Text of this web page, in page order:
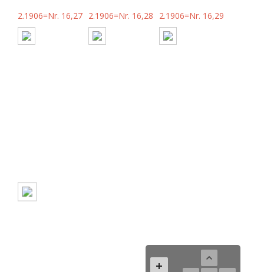
2.1906=Nr. 16,27 2.1906=Nr. 16,28 2.1906=Nr. 16,29